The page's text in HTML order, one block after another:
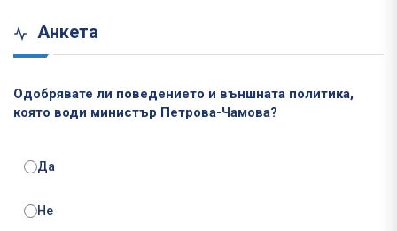
Анкета
Одобрявате ли поведението и външната политика,
която води министър Петрова-Чамова?
Да
Не